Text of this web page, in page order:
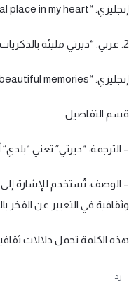
إنجليزي: “No matter how much I travel, my hometown has a special place in my heart.”
2. عربي: “ديرتي مليئة بالذكريات الجميلة.”
إنجليزي: “My country is full of beautiful memories.”
قسم التفاصيل:
– الترجمة: “ديرتي” تعني
– الوصف: تُستخدم للإشارة
وثقافية في التعبير عن الفخر
هذه الكلمة تحمل دلالات
رد